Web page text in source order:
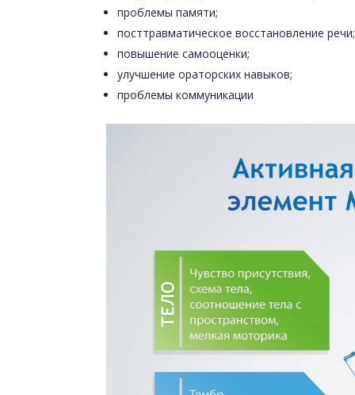
проблемы памяти;
посттравматическое восстановление речи;
повышение самооценки;
улучшение ораторских навыков;
проблемы коммуникации